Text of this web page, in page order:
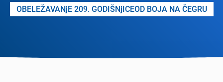
OBELEŽAVANjE 209. GODIŠNjICEOD BOJA NA ČEGRU